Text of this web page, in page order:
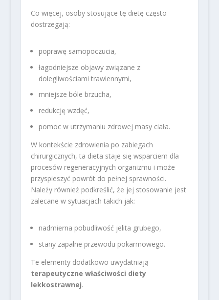
Co więcej, osoby stosujące tę dietę często
dostrzegają:
poprawę samopoczucia,
łagodniejsze objawy związane z
dolegliwościami trawiennymi,
mniejsze bóle brzucha,
redukcję wzdęć,
pomoc w utrzymaniu zdrowej masy ciała.
W kontekście zdrowienia po zabiegach
chirurgicznych, ta dieta staje się wsparciem dla
procesów regeneracyjnych organizmu i może
przyspieszyć powrót do pełnej sprawności.
Należy również podkreślić, że jej stosowanie jest
zalecane w sytuacjach takich jak:
nadmierna pobudliwość jelita grubego,
stany zapalne przewodu pokarmowego.
Te elementy dodatkowo uwydatniają
terapeutyczne właściwości diety
lekkostrawnej.